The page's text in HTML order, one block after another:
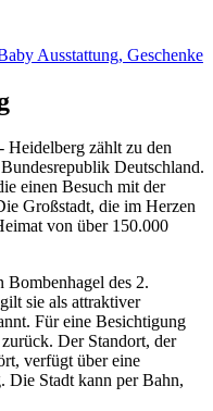
Ausstattung, Geschenke
Heidelberg zählt zu den
Deutschland.
einen Besuch mit der
Großstadt, die im Herzen
von über 150.000
Bombenhagel des 2.
sie als attraktiver
Für eine Besichtigung
Der Standort, der
verfügt über eine
Die Stadt kann per Bahn,